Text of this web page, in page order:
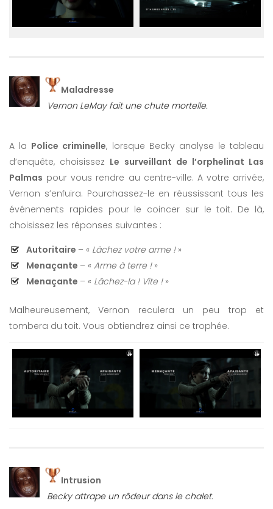
Maladresse
Vernon LeMay fait une chute mortelle.
A la Police criminelle, lorsque Becky analyse le tableau
d’enquête, choisissez Le surveillant de l’orphelinat Las
Palmas pour vous rendre au centre-ville. A votre arrivée,
Vernon s’enfuira. Pourchassez-le en réussissant tous les
événements rapides pour le coincer sur le toit. De là,
choisissez les réponses suivantes :
Autoritaire – « Lâchez votre arme !»
Menaçante – « Arme à terre !»
Menaçante – « Lâchez-la ! Vite !»
Malheureusement, Vernon reculera un peu trop et
tombera du toit. Vous obtiendrez ainsi ce trophée.
Intrusion
Becky attrape un rôdeur dans le chalet.